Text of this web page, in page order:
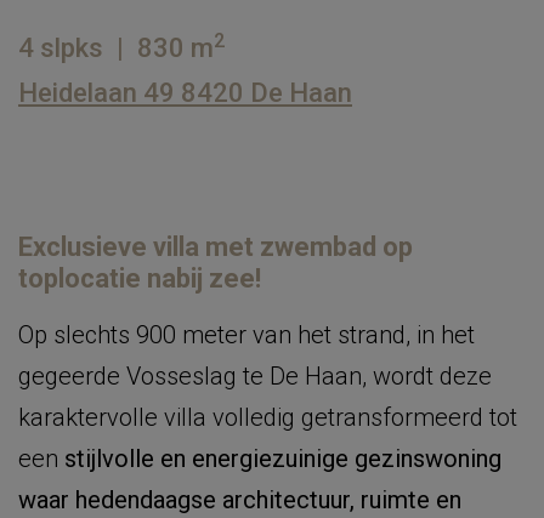
4 slpks | 830 m2
Heidelaan 49 8420 De Haan
Exclusieve villa met zwembad op
toplocatie nabij zee!
Op slechts 900 meter van het strand, in het
gegeerde Vosseslag te De Haan, wordt deze
karaktervolle villa volledig getransformeerd tot
een stijlvolle en energiezuinige gezinswoning
waar hedendaagse architectuur, ruimte en